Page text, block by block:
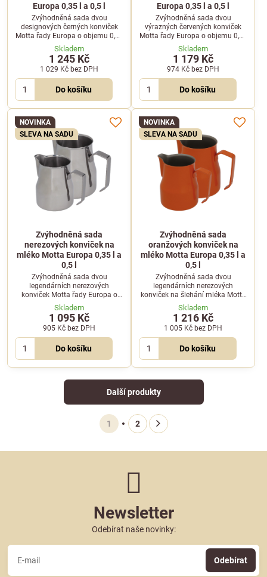
Europa 0,35 l a 0,5 l
Zvýhodněná sada dvou
designových černých konviček
Motta řady Europa o objemu 0,35
l a 0,5 l pro precizní šlehání
mléčné pěny a latte art.
Skladem
1 245 Kč
1 029 Kč bez DPH
Do košíku
Europa 0,35 l a 0,5 l
Zvýhodněná sada dvou
výrazných červených konviček
Motta řady Europa o objemu 0,35
l a 0,5 l pro snadné šlehání
mléčné pěny a latte art.
Skladem
1 179 Kč
974 Kč bez DPH
Do košíku
NOVINKA
SLEVA NA SADU
Zvýhodněná sada
nerezových konviček na
mléko Motta Europa 0,35 l a
0,5 l
Zvýhodněná sada dvou
legendárních nerezových
konviček Motta řady Europa o
objemu 0,35 l a 0,5 l pro
profesionální i domácí šlehání
mléčné pěny.
Skladem
1 095 Kč
905 Kč bez DPH
Do košíku
NOVINKA
SLEVA NA SADU
Zvýhodněná sada
oranžových konviček na
mléko Motta Europa 0,35 l a
0,5 l
Zvýhodněná sada dvou
legendárních nerezových
konviček na šlehání mléka Motta
Europa v oranžové barvě o
objemu 0,35 l a 0,5 l. Ideální pro
profesionální baristy.
Skladem
1 216 Kč
1 005 Kč bez DPH
Do košíku
Další produkty
1 2
Newsletter
Odebírat naše novinky:
Odebírat